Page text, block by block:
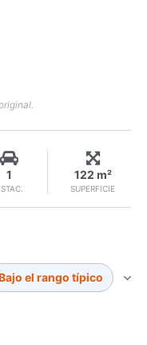
1
SUPERFICIE
122 m²
el rango típico